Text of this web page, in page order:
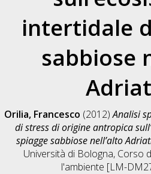
intertidale
sabbiose
Orilia, Francesco (2012)Analisi
di stress di origine antropica
spiagge sabbiose nell’alto
Università di Bologna, Corso
l'ambiente [LM-